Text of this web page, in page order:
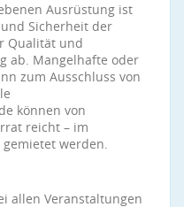
Ausrüstung ist
Sicherheit der
Qualität und
ab. Mangelhafte oder
zum Ausschluss von
können von
reicht – im
werden.
allen Veranstaltungen